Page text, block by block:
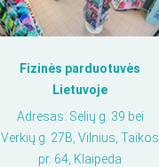
Fizinės parduotuvės
Lietuvoje
Adresas: Sėlių g. 39 bei
Verkių g. 27B, Vilnius, Taikos
pr. 64, Klaipėda